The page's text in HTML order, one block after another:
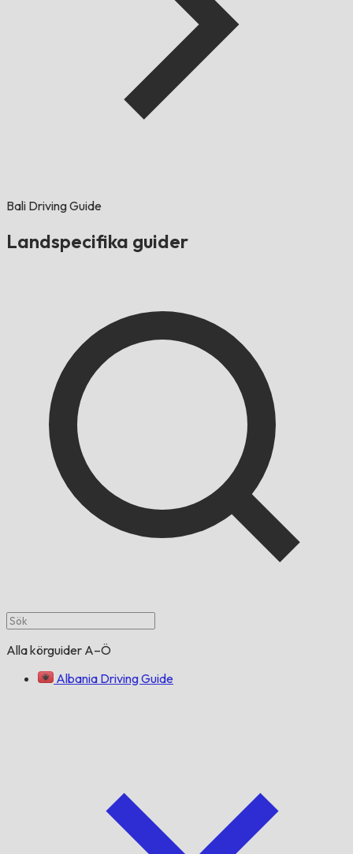
Bali Driving Guide
Landspecifika guider
Alla körguider A–Ö
Albania Driving Guide